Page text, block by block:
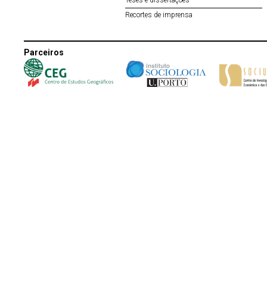
Recortes de imprensa
Parceiros